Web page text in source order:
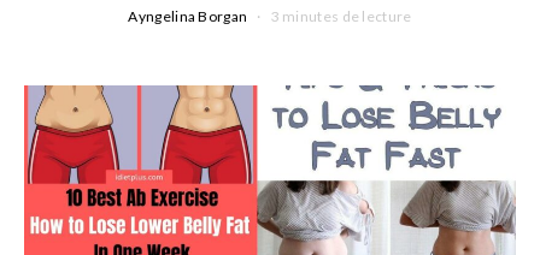
Ayngelina Borgan 3 minutes de lecture